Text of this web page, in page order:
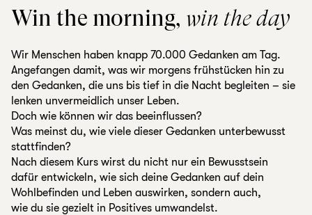
Win the morning, win the day
Wir Menschen haben knapp 70.000 Gedanken am Tag.
Angefangen damit, was wir morgens frühstücken hin zu
den Gedanken, die uns bis tief in die Nacht begleiten – sie
lenken unvermeidlich unser Leben.
Doch wie können wir das beeinflussen?
Was meinst du, wie viele dieser Gedanken unterbewusst
stattfinden?
Nach diesem Kurs wirst du nicht nur ein Bewusstsein
dafür entwickeln, wie sich deine Gedanken auf dein
Wohlbefinden und Leben auswirken, sondern auch,
wie du sie gezielt in Positives umwandelst.